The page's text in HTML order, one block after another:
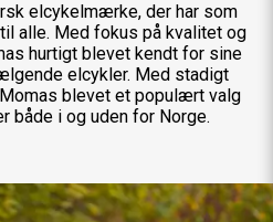
elcykelmærke, der har som
alle. Med fokus på kvalitet og
hurtigt blevet kendt for sine
elcykler. Med stadigt
blevet et populært valg
både i og uden for Norge.